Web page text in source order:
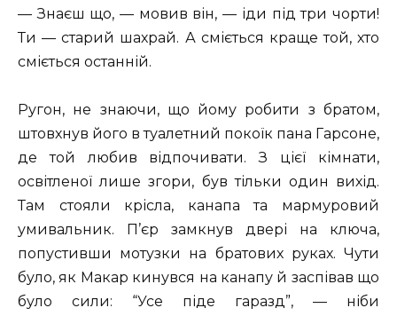
— Знаєш що, — мовив він, — іди під три чорти!
Ти — старий шахрай. А сміється краще той, хто
сміється останній.
Ругон, не знаючи, що йому робити з братом,
штовхнув його в туалетний покоїк пана Гарсоне,
де той любив відпочивати. З цієї кімнати,
освітленої лише згори, був тільки один вихід.
Там стояли крісла, канапа та мармуровий
умивальник. П’єр замкнув двері на ключа,
попустивши мотузки на братових руках. Чути
було, як Макар кинувся на канапу й заспівав що
було сили: “Усе піде гаразд”, — ніби